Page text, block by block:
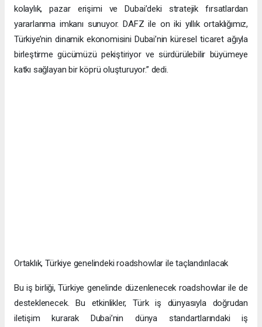
kolaylık, pazar erişimi ve Dubai’deki stratejik fırsatlardan
yararlanma imkanı sunuyor. DAFZ ile on iki yıllık ortaklığımız,
Türkiye’nin dinamik ekonomisini Dubai’nin küresel ticaret ağıyla
birleştirme gücümüzü pekiştiriyor ve sürdürülebilir büyümeye
katkı sağlayan bir köprü oluşturuyor.” dedi.
Ortaklık, Türkiye genelindeki roadshowlar ile taçlandırılacak
Bu iş birliği, Türkiye genelinde düzenlenecek roadshowlar ile de
desteklenecek. Bu etkinlikler, Türk iş dünyasıyla doğrudan
iletişim kurarak Dubai’nin dünya standartlarındaki iş